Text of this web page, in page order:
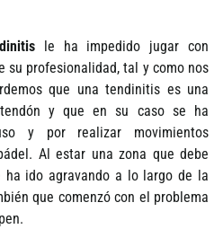
le ha impedido jugar con
su profesionalidad, tal y como nos
que una tendinitis es una
y que en su caso se ha
y por realizar movimientos
Al estar una zona que debe
ido agravando a lo largo de la
que comenzó con el problema